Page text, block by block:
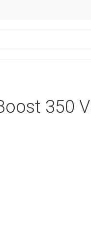
350